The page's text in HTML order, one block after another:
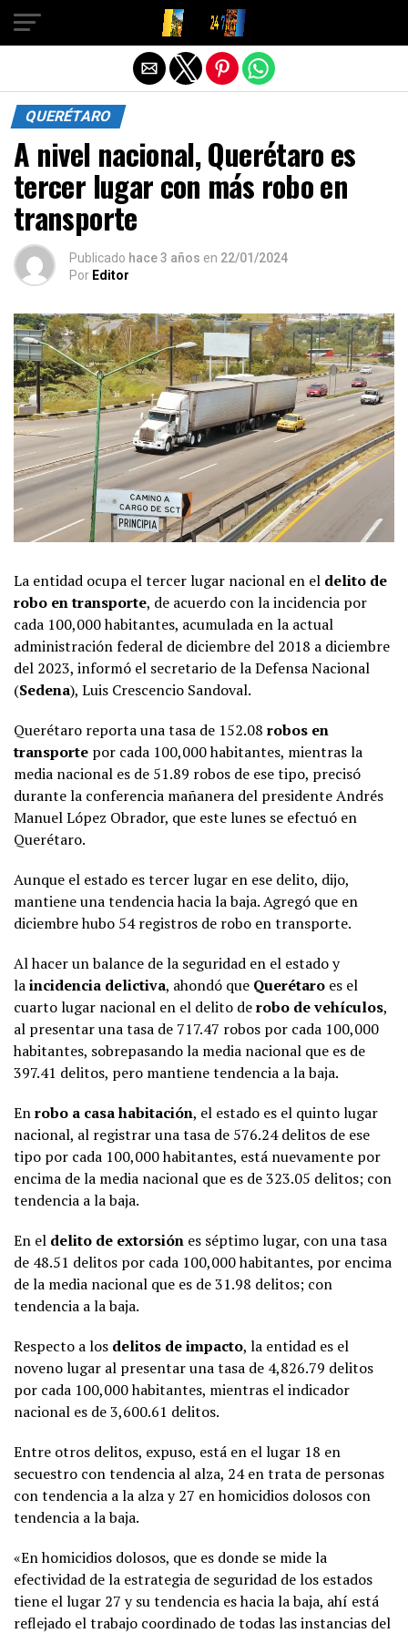
QUERÉTARO
A nivel nacional, Querétaro es
tercer lugar con más robo en
transporte
Publicado hace 3 años en 22/01/2024
Por Editor
La entidad ocupa el tercer lugar nacional en el delito de
robo en transporte, de acuerdo con la incidencia por
cada 100,000 habitantes, acumulada en la actual
administración federal de diciembre del 2018 a diciembre
del 2023, informó el secretario de la Defensa Nacional
(Sedena), Luis Crescencio Sandoval.
Querétaro reporta una tasa de 152.08 robos en
transporte por cada 100,000 habitantes, mientras la
media nacional es de 51.89 robos de ese tipo, precisó
durante la conferencia mañanera del presidente Andrés
Manuel López Obrador, que este lunes se efectuó en
Querétaro.
Aunque el estado es tercer lugar en ese delito, dijo,
mantiene una tendencia hacia la baja. Agregó que en
diciembre hubo 54 registros de robo en transporte.
Al hacer un balance de la seguridad en el estado y
laincidencia delictiva, ahondó que Querétaro es el
cuarto lugar nacional en el delito derobo de vehículos,
al presentar una tasa de 717.47 robos por cada 100,000
habitantes, sobrepasando la media nacional que es de
397.41 delitos, pero mantiene tendencia a la baja.
Enrobo a casa habitación, el estado es el quinto lugar
nacional, al registrar una tasa de 576.24 delitos de ese
tipo por cada 100,000 habitantes, está nuevamente por
encima de la media nacional que es de 323.05 delitos; con
tendencia a la baja.
En el delito de extorsión es séptimo lugar, con una tasa
de 48.51 delitos por cada 100,000 habitantes, por encima
de la media nacional que es de 31.98 delitos; con
tendencia a la baja.
Respecto a los delitos de impacto, la entidad es el
noveno lugar al presentar una tasa de 4,826.79 delitos
por cada 100,000 habitantes, mientras el indicador
nacional es de 3,600.61 delitos.
Entre otros delitos, expuso, está en el lugar 18 en
secuestro con tendencia al alza, 24 en trata de personas
con tendencia a la alza y 27 en homicidios dolosos con
tendencia a la baja.
«En homicidios dolosos, que es donde se mide la
efectividad de la estrategia de seguridad de los estados
tiene el lugar 27 y su tendencia es hacia la baja, ahí está
reflejado el trabajo coordinado de todas las instancias del
Salir de la versión móvil